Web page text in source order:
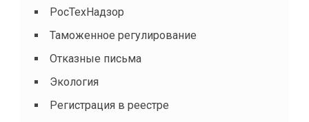
РосТехНадзор
Таможенное регулирование
Отказные письма
Экология
Регистрация в реестре